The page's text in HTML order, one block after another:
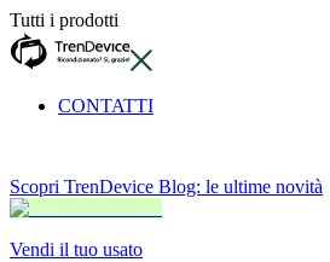
Tutti i prodotti
CONTATTI
Scopri TrenDevice Blog: le ultime novità
Vendi il tuo usato